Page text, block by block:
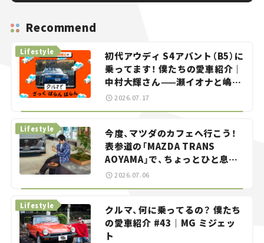
Recommend
初代アウディ S4アバント（B5）に
乗ってます！ 僕たちの愛車紹介｜
中村大輝さん——瀬イオナと嶋田
智之の「クルマでざっくばらんば
Lifestyle
2026.07.17
今度、マツダのカフェへ行こう！
表参道の「MAZDA TRANS
AOYAMA」で、ちょっとひと息。
——連載｜CCGとクルマでどうす
Lifestyle
2026.07.06
クルマ、何に乗ってるの？ 僕たち
の愛車紹介 #43｜MG ミジェッ
ト
Lifestyle